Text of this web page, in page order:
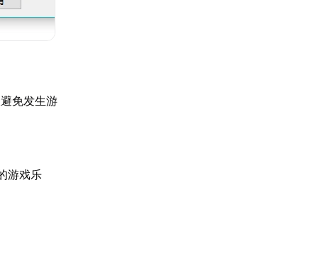
免发生游
游戏乐